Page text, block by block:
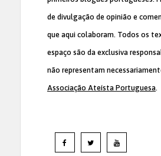
de divulgação de opinião e
que aqui colaboram. Todos os
espaço são da exclusiva
não representam
Associação Ateísta Portuguesa.